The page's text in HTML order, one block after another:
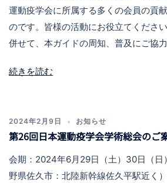
運動疫学会に所属する多くの会員の貢
のです。皆様の活動にお役立てくださ
併せて、本ガイドの周知、普及にご協
続きを読む
2024年2月9日 お知らせ
第26回日本運動疫学会学術総会のご
会期：2024年6月29日（土）30日（日
野県佐久市：北陸新幹線佐久平駅近く